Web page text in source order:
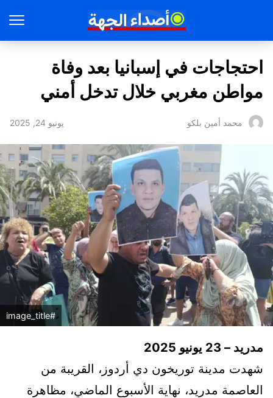
احتجاجات في إسبانيا بعد وفاة
مواطن مغربي خلال تدخل أمني
محمد أمين بلكو يونيو 24, 2025
#image_title
مدريد – 23 يونيو 2025
شهدت مدينة توريخون دي أردوز، القريبة من
العاصمة مدريد، نهاية الأسبوع الماضي، مظاهرة